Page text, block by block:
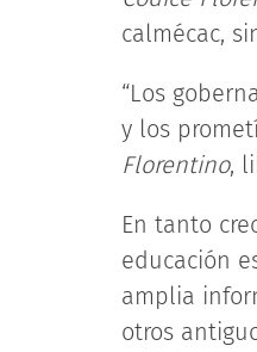
calmécac,
“Los
y los
Florentino,
En tanto
educación
amplia
otros